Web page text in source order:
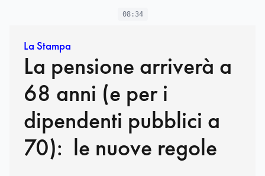
08:34
La Stampa
La pensione arriverà a
68 anni (e per i
dipendenti pubblici a
70): le nuove regole